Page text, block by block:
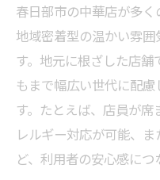
春日部市の中華店が多く
地域密着型の温かい雰
す。地元に根ざした店
もまで幅広い世代に配
す。たとえば、店員が
レルギー対応が可能、
ど、利用者の安心感につ